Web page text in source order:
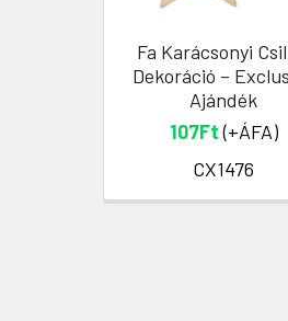
Fa Karácsonyi
Dekoráció –
Ajándék
107Ft(+ÁFA)
CX1476